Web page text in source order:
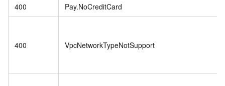
400 Pay.NoCreditCard
400 VpcNetworkTypeNotSupport